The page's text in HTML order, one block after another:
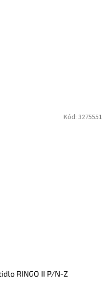
RINGO II P/N-Z
Kód: 3275551